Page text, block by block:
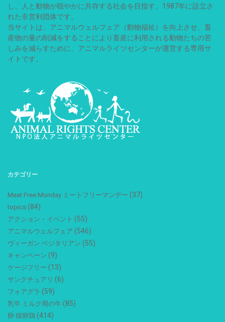
し、人と動物が穏やかに共存する社会を目指す、1987年に設立さ
れた非営利団体です。
当サイトは、アニマルウェルフェア（動物福祉）を向上させ、畜
産物の量の削減をすることにより畜産に利用される動物たちの苦
しみを減らすために、アニマルライツセンターが運営する専用サ
イトです。
カテゴリー
Meat Free Monday ミートフリーマンデー (37)
topics (84)
アクション・イベント (55)
アニマルウェルフェア (546)
ヴィーガン ベジタリアン (55)
キャンペーン (9)
ケージフリー (13)
サンクチュアリ (6)
フォアグラ (59)
乳牛 ミルク用の牛 (85)
卵 採卵鶏 (414)